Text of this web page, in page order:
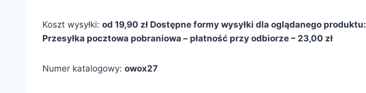
Koszt wysyłki: od 19,90 zł Dostępne formy wysyłki dla oglądanego produktu:
Przesyłka pocztowa pobraniowa – płatność przy odbiorze – 23,00 zł
Numer katalogowy: owox27